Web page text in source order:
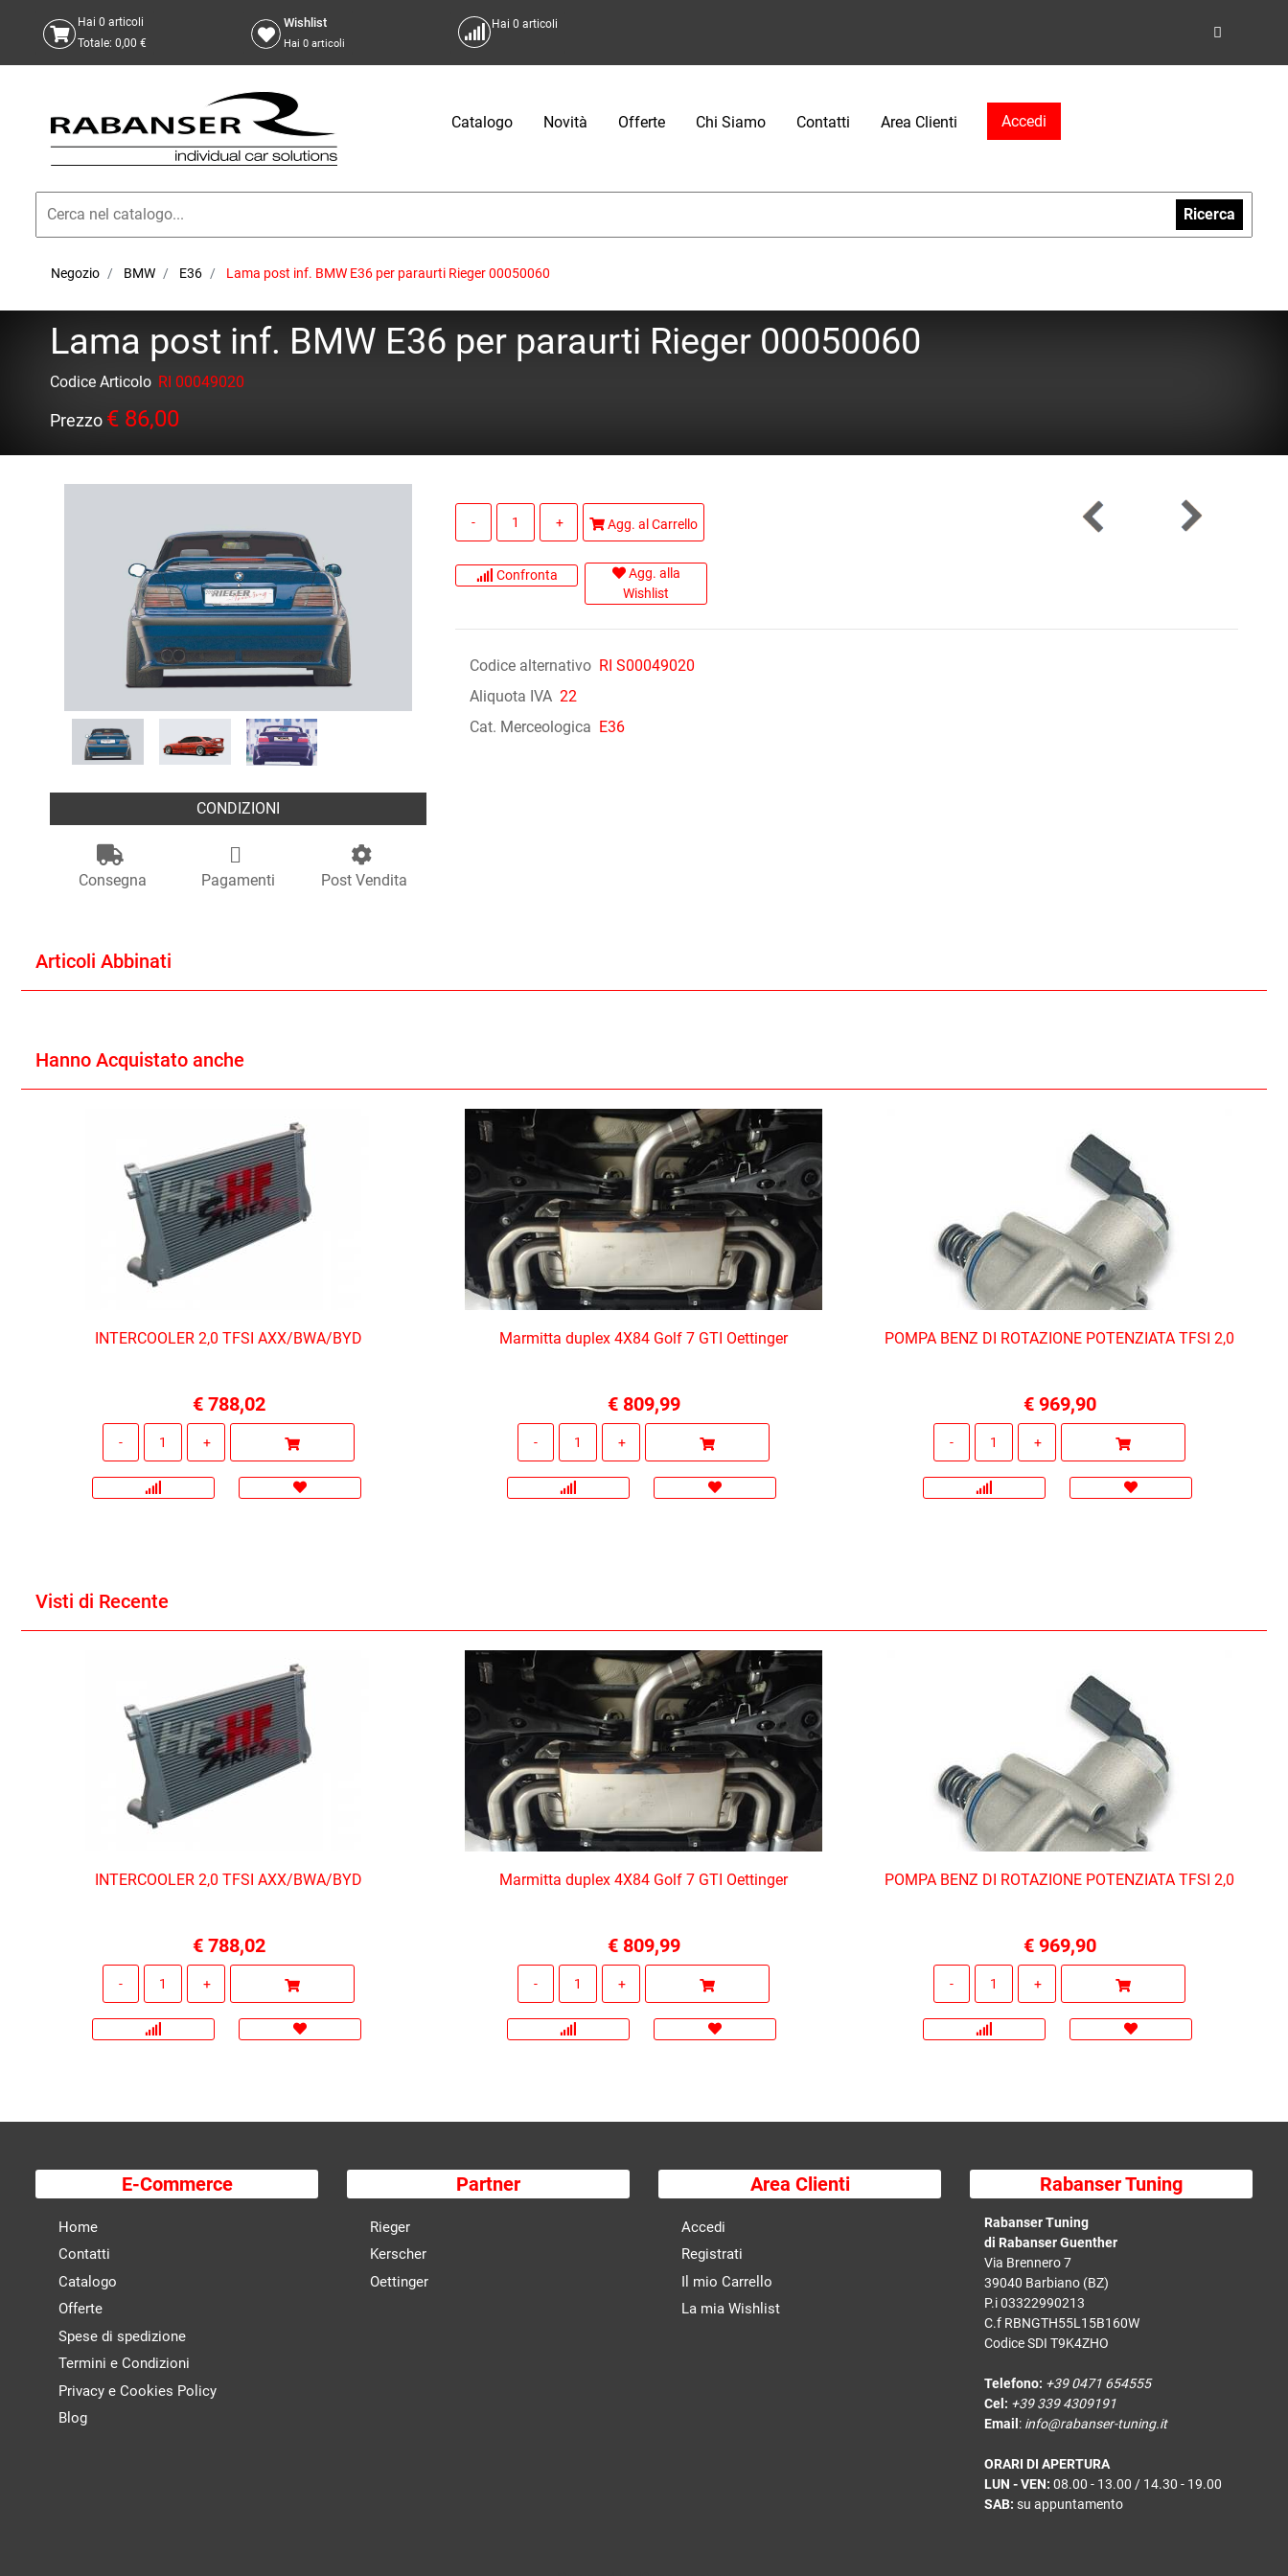
Hai 0 articoli
Totale: 0,00 €
Wishlist
Hai 0 articoli
Hai0 articoli
Catalogo Novità Offerte Chi Siamo Contatti Area Clienti Accedi
Ricerca
Negozio BMW E36 Lama post inf. BMW E36 per paraurti Rieger 00050060
Lama post inf. BMW E36 per paraurti Rieger 00050060
Codice Articolo RI 00049020
Prezzo € 86,00
CONDIZIONI
Consegna Pagamenti Post Vendita
Quantità
Agg. al Carrello
Confronta
Agg. alla
Wishlist
Codice alternativo RI S00049020
Aliquota IVA 22
Cat. Merceologica E36
Articoli Abbinati
Hanno Acquistato anche
INTERCOOLER 2,0 TFSI AXX/BWA/BYD
€ 788,02
Marmitta duplex 4X84 Golf 7 GTI Oettinger
€ 809,99
POMPA BENZ DI ROTAZIONE POTENZIATA TFSI 2,0
€ 969,90
Visti di Recente
INTERCOOLER 2,0 TFSI AXX/BWA/BYD
€ 788,02
Marmitta duplex 4X84 Golf 7 GTI Oettinger
€ 809,99
POMPA BENZ DI ROTAZIONE POTENZIATA TFSI 2,0
€ 969,90
E-Commerce
Home
Contatti
Catalogo
Offerte
Spese di spedizione
Termini e Condizioni
Privacy e Cookies Policy
Blog
Partner
Rieger
Kerscher
Oettinger
Area Clienti
Accedi
Registrati
Il mio Carrello
La mia Wishlist
Rabanser Tuning
Rabanser Tuning
di Rabanser Guenther
Via Brennero 7
39040 Barbiano (BZ)
P.i 03322990213
C.f RBNGTH55L15B160W
Codice SDI T9K4ZHO
Telefono: +39 0471 654555
Cel: +39 339 4309191
Email : info@rabanser-tuning.it
ORARI DI APERTURA
LUN - VEN: 08.00 - 13.00 / 14.30 - 19.00
SAB: su appuntamento